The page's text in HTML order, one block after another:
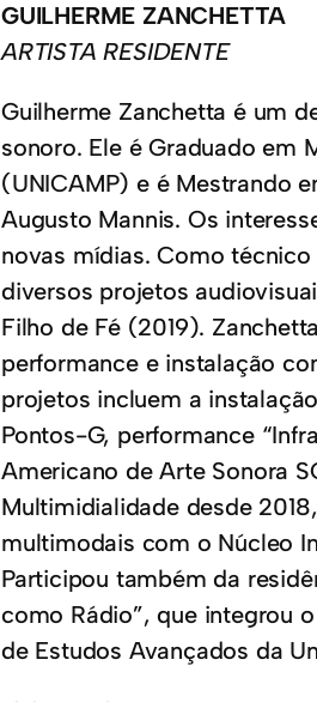
GUILHERME ZANCHETTA
ARTISTA RESIDENTE
Guilherme Zanchetta é um
sonoro. Ele é Graduado em
(UNICAMP) e é Mestrando
Augusto Mannis. Os
novas mídias. Como
diversos projetos
Filho de Fé (2019).
performance e instalação
projetos incluem a
Pontos-G, performance
Americano de Arte Sonora
Multimidialidade desde
multimodais com o Núcleo
Participou também da
como Rádio”, que integrou
de Estudos Avançados da